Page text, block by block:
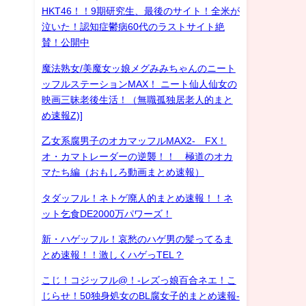
HKT46！！9期研究生、最後のサイト！全米が
泣いた！認知症鬱病60代のラストサイト絶
賛！公開中
魔法熟女/美魔女ッ娘メグみみちゃんのニート
ッフルステーションMAX！ ニート仙人仙女の
映画三昧老後生活！（無職孤独居老人的まと
め速報Z)]
乙女系腐男子のオカマッフルMAX2- FX！
オ・カマトレーダーの逆襲！！ 極道のオカ
マたち編（おもしろ動画まとめ速報）
タダッフル！ネトゲ廃人的まとめ速報！！ネ
ット乞食DE2000万パワーズ！
新・ハゲッフル！哀愁のハゲ男の髪ってるま
とめ速報！！激しくハゲっTEL？
こじ！コジッフル@！-レズっ娘百合ネエ！こ
じらせ！50独身処女のBL腐女子的まとめ速報-